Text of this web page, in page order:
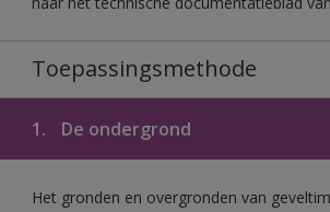
Toepassingsmethode
1. De ondergrond
Het gronden en overgronden van